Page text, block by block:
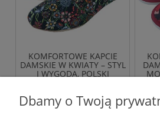
KOMFORTOWE KAPCIE
DAMSKIE W KWIATY – STYL
I WYGODA, POLSKI
Dbamy o Twoją